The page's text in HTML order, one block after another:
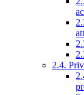
2.4.